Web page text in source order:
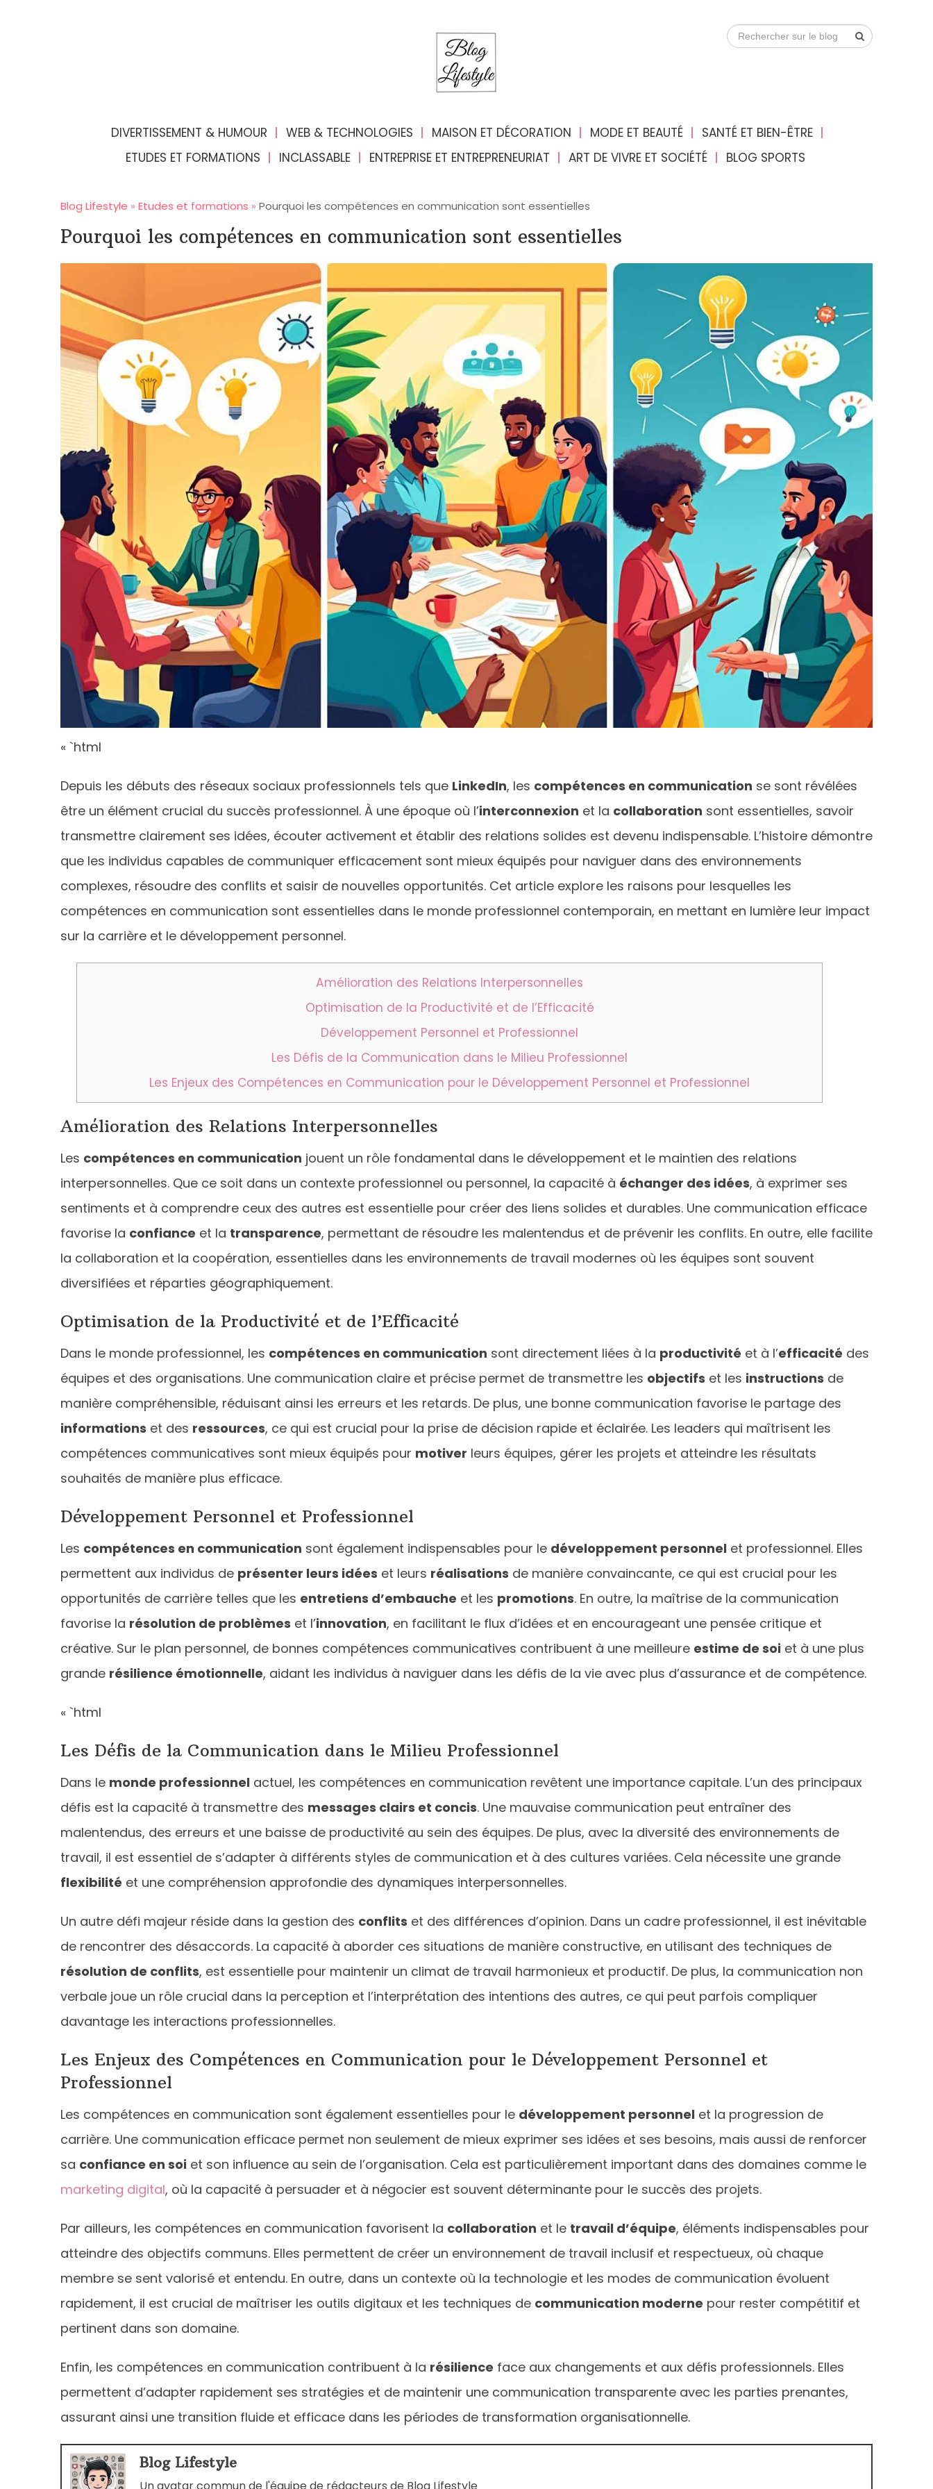
DIVERTISSEMENT & HUMOUR WEB & TECHNOLOGIES MAISON ET DÉCORATION MODE ET BEAUTÉ
SANTÉ ET BIEN-ÊTRE
ETUDES ET FORMATIONS
INCLASSABLE ENTREPRISE ET ENTREPRENEURIAT ART DE VIVRE ET SOCIÉTÉ BLOG SPORTS
Blog Lifestyle » Etudes et formations » Pourquoi les compétences en communication sont essentielles
Pourquoi les compétences en communication sont essentielles
« `html
Depuis les débuts des réseaux sociaux professionnels tels que LinkedIn, les compétences en communication se sont révélées
être un élément crucial du succès professionnel. À une époque où l’interconnexion et la collaboration sont essentielles, savoir
transmettre clairement ses idées, écouter activement et établir des relations solides est devenu indispensable. L’histoire démontre
que les individus capables de communiquer efficacement sont mieux équipés pour naviguer dans des environnements
complexes, résoudre des conflits et saisir de nouvelles opportunités. Cet article explore les raisons pour lesquelles les
compétences en communication sont essentielles dans le monde professionnel contemporain, en mettant en lumière leur impact
sur la carrière et le développement personnel.
Amélioration des Relations Interpersonnelles
Optimisation de la Productivité et de l’Efficacité
Développement Personnel et Professionnel
Les Défis de la Communication dans le Milieu Professionnel
Les Enjeux des Compétences en Communication pour le Développement Personnel et Professionnel
Amélioration des Relations Interpersonnelles
Les compétences en communication jouent un rôle fondamental dans le développement et le maintien des relations
interpersonnelles. Que ce soit dans un contexte professionnel ou personnel, la capacité à échanger des idées, à exprimer ses
sentiments et à comprendre ceux des autres est essentielle pour créer des liens solides et durables. Une communication efficace
favorise la confiance et la transparence, permettant de résoudre les malentendus et de prévenir les conflits. En outre, elle facilite
la collaboration et la coopération, essentielles dans les environnements de travail modernes où les équipes sont souvent
diversifiées et réparties géographiquement.
Optimisation de la Productivité et de l’Efficacité
Dans le monde professionnel, les compétences en communication sont directement liées à la productivité et à l’efficacité des
équipes et des organisations. Une communication claire et précise permet de transmettre les objectifs et les instructions de
manière compréhensible, réduisant ainsi les erreurs et les retards. De plus, une bonne communication favorise le partage des
informations et des ressources, ce qui est crucial pour la prise de décision rapide et éclairée. Les leaders qui maîtrisent les
compétences communicatives sont mieux équipés pour motiver leurs équipes, gérer les projets et atteindre les résultats
souhaités de manière plus efficace.
Développement Personnel et Professionnel
Les compétences en communication sont également indispensables pour le développement personnel et professionnel. Elles
permettent aux individus de présenter leurs idées et leurs réalisations de manière convaincante, ce qui est crucial pour les
opportunités de carrière telles que les entretiens d’embauche et les promotions. En outre, la maîtrise de la communication
favorise la résolution de problèmes et l’innovation, en facilitant le flux d’idées et en encourageant une pensée critique et
créative. Sur le plan personnel, de bonnes compétences communicatives contribuent à une meilleure estime de soi et à une plus
grande résilience émotionnelle, aidant les individus à naviguer dans les défis de la vie avec plus d’assurance et de compétence.
« `html
Les Défis de la Communication dans le Milieu Professionnel
Dans le monde professionnel actuel, les compétences en communication revêtent une importance capitale. L’un des principaux
défis est la capacité à transmettre des messages clairs et concis. Une mauvaise communication peut entraîner des
malentendus, des erreurs et une baisse de productivité au sein des équipes. De plus, avec la diversité des environnements de
travail, il est essentiel de s’adapter à différents styles de communication et à des cultures variées. Cela nécessite une grande
flexibilité et une compréhension approfondie des dynamiques interpersonnelles.
Un autre défi majeur réside dans la gestion des conflits et des différences d’opinion. Dans un cadre professionnel, il est inévitable
de rencontrer des désaccords. La capacité à aborder ces situations de manière constructive, en utilisant des techniques de
résolution de conflits, est essentielle pour maintenir un climat de travail harmonieux et productif. De plus, la communication non
verbale joue un rôle crucial dans la perception et l’interprétation des intentions des autres, ce qui peut parfois compliquer
davantage les interactions professionnelles.
Les Enjeux des Compétences en Communication pour le Développement Personnel et
Professionnel
Les compétences en communication sont également essentielles pour le développement personnel et la progression de
carrière. Une communication efficace permet non seulement de mieux exprimer ses idées et ses besoins, mais aussi de renforcer
sa confiance en soi et son influence au sein de l’organisation. Cela est particulièrement important dans des domaines comme le
marketing digital, où la capacité à persuader et à négocier est souvent déterminante pour le succès des projets.
Par ailleurs, les compétences en communication favorisent la collaboration et le travail d’équipe, éléments indispensables pour
atteindre des objectifs communs. Elles permettent de créer un environnement de travail inclusif et respectueux, où chaque
membre se sent valorisé et entendu. En outre, dans un contexte où la technologie et les modes de communication évoluent
rapidement, il est crucial de maîtriser les outils digitaux et les techniques de communication moderne pour rester compétitif et
pertinent dans son domaine.
Enfin, les compétences en communication contribuent à la résilience face aux changements et aux défis professionnels. Elles
permettent d’adapter rapidement ses stratégies et de maintenir une communication transparente avec les parties prenantes,
assurant ainsi une transition fluide et efficace dans les périodes de transformation organisationnelle.
Blog Lifestyle
Un avatar commun de l'équipe de rédacteurs de Blog Lifestyle